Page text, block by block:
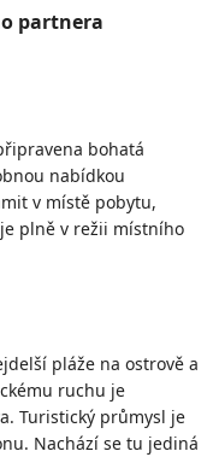
partnera
bohatá
nabídkou
v místě pobytu,
plně v režii místního
pláže na ostrově a
ruchu je
Turistický průmysl je
Nachází se tu jediná